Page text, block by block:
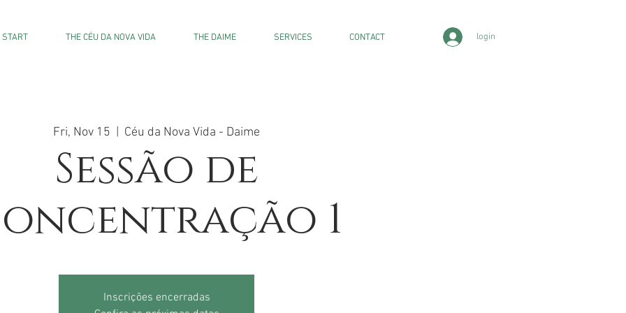
START THE CÉU DA NOVA VIDA THE DAIME SERVICES CONTACT login
Fri, Nov 15 Céu da Nova Vida - Daime
Sessão de
1
Inscrições encerradas